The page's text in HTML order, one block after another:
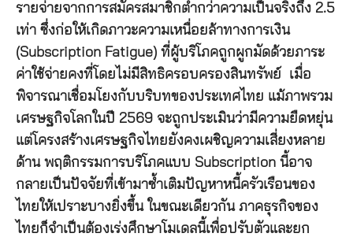
รายจ่ายจากการสมัครสมาชิกต่ำกว่าความเป็นจริงถึง 2.5
เท่า ซึ่งก่อให้เกิดภาวะความเหนื่อยล้าทางการเงิน
(Subscription Fatigue) ที่ผู้บริโภคถูกผูกมัดด้วยภาระ
ค่าใช้จ่ายคงที่โดยไม่มีสิทธิครอบครองสินทรัพย์ เมื่อ
พิจารณาเชื่อมโยงกับบริบทของประเทศไทย แม้ภาพรวม
เศรษฐกิจโลกในปี 2569 จะถูกประเมินว่ามีความยืดหยุ่น
แต่โครงสร้างเศรษฐกิจไทยยังคงเผชิญความเสี่ยงหลาย
ด้าน พฤติกรรมการบริโภคแบบ Subscription นี้อาจ
กลายเป็นปัจจัยที่เข้ามาซ้ำเติมปัญหาหนี้ครัวเรือนของ
ไทยให้เปราะบางยิ่งขึ้น ในขณะเดียวกัน ภาคธุรกิจของ
ไทยก็จำเป็นต้องเร่งศึกษาโมเดลนี้เพื่อปรับตัวและยก